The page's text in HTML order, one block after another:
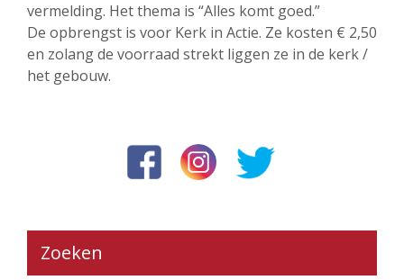
vermelding. Het thema is “Alles komt goed.”
De opbrengst is voor Kerk in Actie. Ze kosten € 2,50
en zolang de voorraad strekt liggen ze in de kerk /
het gebouw.
Zoeken